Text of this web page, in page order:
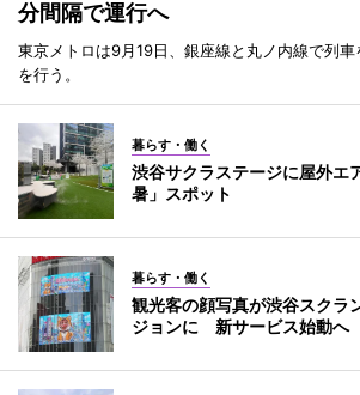
分間隔で運行へ
東京メトロは9月19日、銀座線と丸ノ内線で列
を行う。
暮らす・働く
渋谷サクラステージに屋外エ
暑」スポット
暮らす・働く
観光客の顔写真が渋谷スクラ
ジョンに 新サービス始動へ